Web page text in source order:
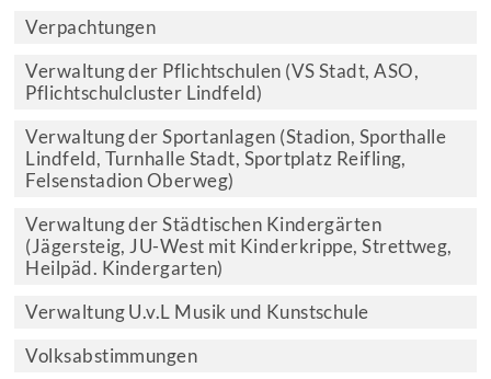
Verpachtungen
Verwaltung der Pflichtschulen (VS Stadt, ASO,
Pflichtschulcluster Lindfeld)
Verwaltung der Sportanlagen (Stadion, Sporthalle
Lindfeld, Turnhalle Stadt, Sportplatz Reifling,
Felsenstadion Oberweg)
Verwaltung der Städtischen Kindergärten
(Jägersteig, JU-West mit Kinderkrippe, Strettweg,
Heilpäd. Kindergarten)
Verwaltung U.v.L Musik und Kunstschule
Volksabstimmungen